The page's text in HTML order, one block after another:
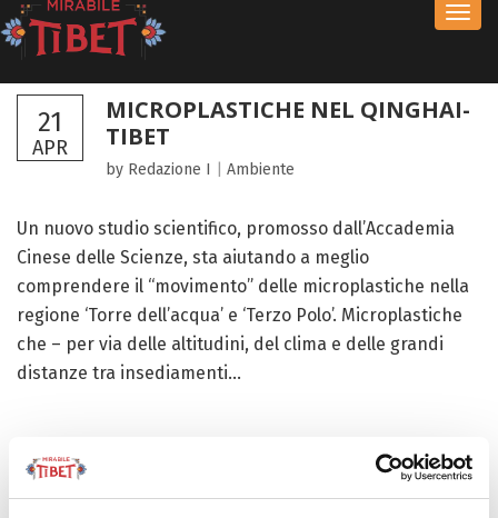
21
APR
MICROPLASTICHE NEL QINGHAI-
TIBET
by Redazione I Ambiente
Un nuovo studio scientifico, promosso dall’Accademia
Cinese delle Scienze, sta aiutando a meglio
comprendere il “movimento” delle microplastiche nella
regione ‘Torre dell’acqua’ e ‘Terzo Polo’. Microplastiche
che – per via delle altitudini, del clima e delle grandi
distanze tra insediamenti...
FOCUS TIBET